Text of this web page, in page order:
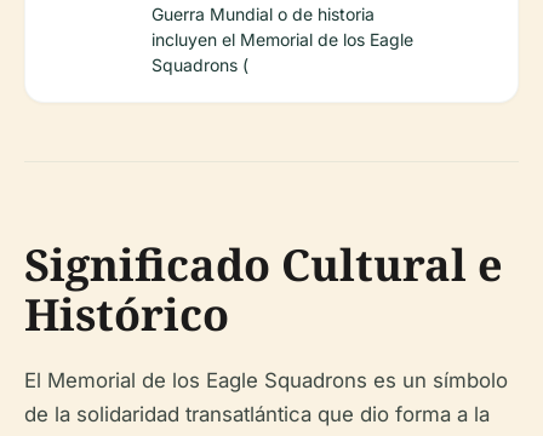
Guerra Mundial o de historia
incluyen el Memorial de los Eagle
Squadrons (
Significado Cultural e
Histórico
El Memorial de los Eagle Squadrons es un símbolo
de la solidaridad transatlántica que dio forma a la